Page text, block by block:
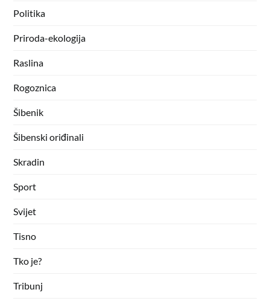
Politika
Priroda-ekologija
Raslina
Rogoznica
Šibenik
Šibenski oriđinali
Skradin
Sport
Svijet
Tisno
Tko je?
Tribunj